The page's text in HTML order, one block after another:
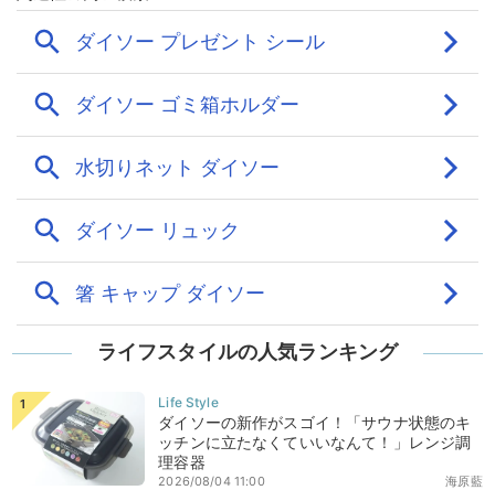
ライフスタイルの人気ランキング
ダイソーの新作がスゴイ！「サウナ状態のキ
ッチンに立たなくていいなんて！」レンジ調
理容器
海原藍
2026/08/04 11:00